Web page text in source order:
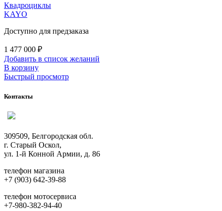
Квадроциклы
KAYO
Доступно для предзаказа
1 477 000 ₽
Добавить в список желаний
В корзину
Быстрый просмотр
Контакты
309509, Белгородская обл.
г. Старый Оскол,
ул. 1-й Конной Армии, д. 86
телефон магазина
+7 (903) 642-39-88
телефон мотосервиса
+7-980-382-94-40